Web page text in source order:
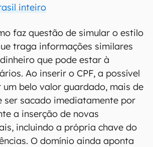
inteiro
faz questão de simular o estilo
traga informações similares
que pode estar à
Ao inserir o CPF, a possível
belo valor guardado, mais de
ser sacado imediatamente por
a inserção de novas
incluindo a própria chave do
O domínio ainda aponta